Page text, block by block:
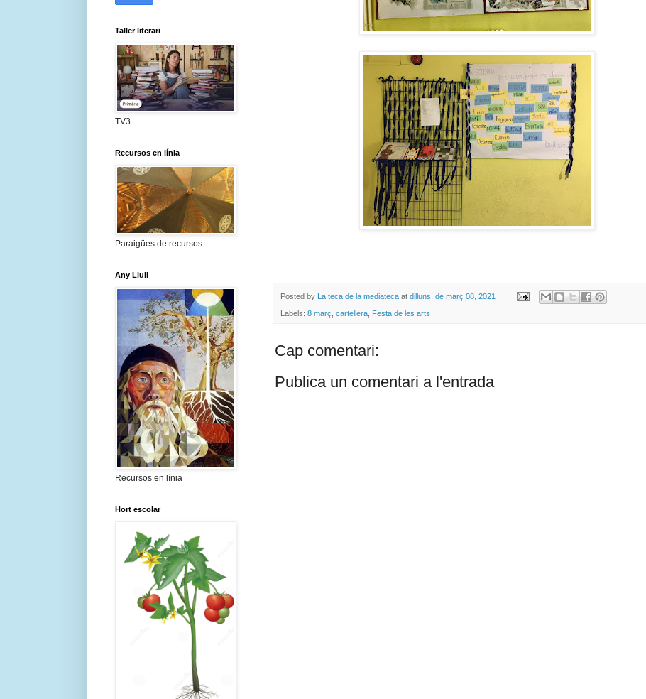
Posted by La teca de la mediateca at dilluns, de març 08, 2021
Labels: 8 març cartellera Festa de les arts
Cap comentari:
Publica un comentari a l'entrada
Taller literari
TV3
Recursos en línia
Paraigües de recursos
Any Llull
Recursos en línia
Hort escolar